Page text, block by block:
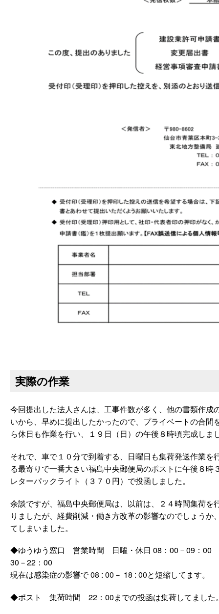
実際の作業
今回提出した法人さんは、工事件数が多く、他の書類作成
いから、早めに提出したかったので、プライベートの合間
ら休日も作業を行い、１９日（日）の午後８時頃完成しま
それで、車で１０分で到着する、日曜日も集荷発送作業を
る最寄りで一番大きい福島中央郵便局のポストに午後８時
レターパックライト（３７０円）で投函しました。
余談ですが、福島中央郵便局は、以前は、２４時間集荷を
りましたが、経費削減・働き方改革の影響なのでしょうか
てしまいました。
◆ゆうゆう窓口 営業時間 日曜・休日 08：00－09：
30－22：00
現在は感染症の影響で 08 : 00－ 18 : 00と短縮してます。
◆ポスト 集荷時間 22：00までの投函は集荷してました